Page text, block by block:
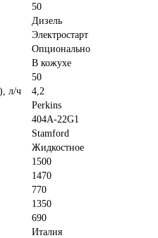
50
Дизель
Электростарт
Опционально
В кожухе
50
л/ч
4,2
Perkins
404A-22G1
Stamford
Жидкостное
1500
1470
770
1350
690
Италия